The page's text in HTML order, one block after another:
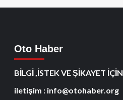
Oto Haber
BİLGİ ,İSTEK VE ŞİKAYET İÇİN
iletişim : info@otohaber.org